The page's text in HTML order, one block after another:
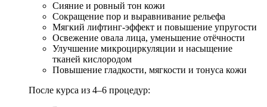
Сияние и ровный тон кожи
Сокращение пор и выравнивание рельефа
Мягкий лифтинг-эффект и повышение упругости
Освежение овала лица, уменьшение отёчности
Улучшение микроциркуляции и насыщение
тканей кислородом
Повышение гладкости, мягкости и тонуса кожи
После курса из 4–6 процедур: